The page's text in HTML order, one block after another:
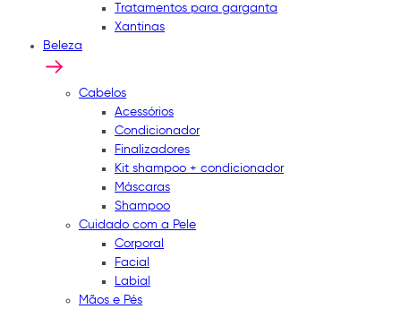
Tratamentos para garganta
Xantinas
Beleza
Cabelos
Acessórios
Condicionador
Finalizadores
Kit shampoo + condicionador
Máscaras
Shampoo
Cuidado com a Pele
Corporal
Facial
Labial
Mãos e Pés